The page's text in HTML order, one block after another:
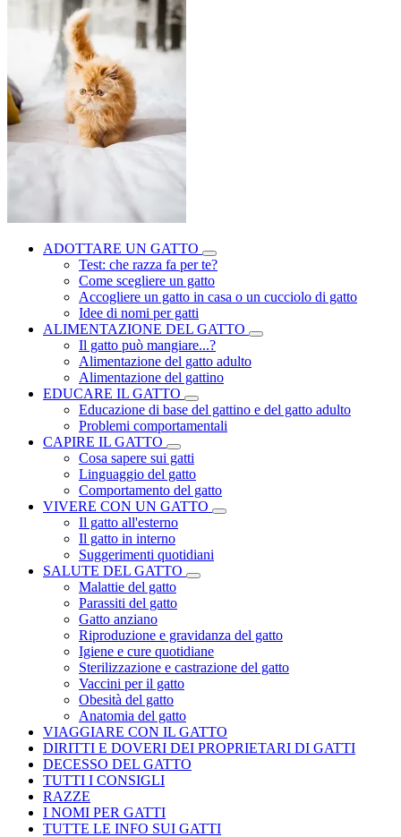
ADOTTARE UN GATTO
Test: che razza fa per te?
Come scegliere un gatto
Accogliere un gatto in casa o un cucciolo di gatto
Idee di nomi per gatti
ALIMENTAZIONE DEL GATTO
Il gatto può mangiare...?
Alimentazione del gatto adulto
Alimentazione del gattino
EDUCARE IL GATTO
Educazione di base del gattino e del gatto adulto
Problemi comportamentali
CAPIRE IL GATTO
Cosa sapere sui gatti
Linguaggio del gatto
Comportamento del gatto
VIVERE CON UN GATTO
Il gatto all'esterno
Il gatto in interno
Suggerimenti quotidiani
SALUTE DEL GATTO
Malattie del gatto
Parassiti del gatto
Gatto anziano
Riproduzione e gravidanza del gatto
Igiene e cure quotidiane
Sterilizzazione e castrazione del gatto
Vaccini per il gatto
Obesità del gatto
Anatomia del gatto
VIAGGIARE CON IL GATTO
DIRITTI E DOVERI DEI PROPRIETARI DI GATTI
DECESSO DEL GATTO
TUTTI I CONSIGLI
RAZZE
I NOMI PER GATTI
TUTTE LE INFO SUI GATTI